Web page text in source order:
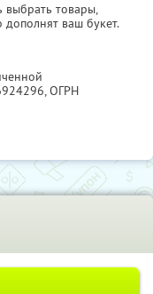
выбрать товары,
ваш букет.
, ОГРН